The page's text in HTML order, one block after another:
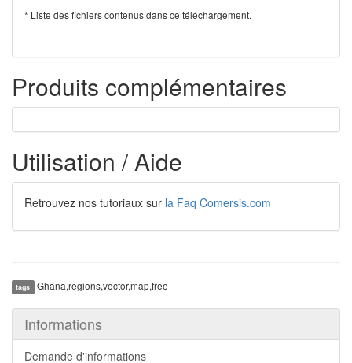
* Liste des fichiers contenus dans ce téléchargement.
Produits complémentaires
Utilisation / Aide
Retrouvez nos tutoriaux sur la Faq Comersis.com
tags Ghana,regions,vector,map,free
Informations
Demande d'informations